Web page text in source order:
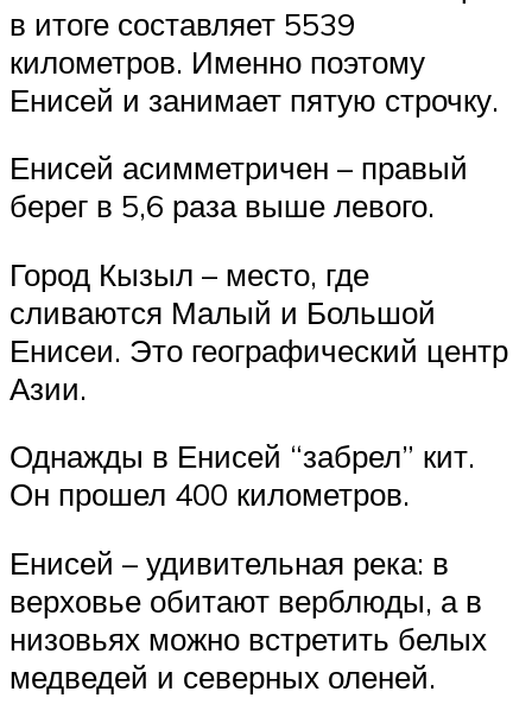
в итоге составляет 5539
километров. Именно поэтому
Енисей и занимает пятую строчку.
Енисей асимметричен – правый
берег в 5,6 раза выше левого.
Город Кызыл – место, где
сливаются Малый и Большой
Енисеи. Это географический центр
Азии.
Однажды в Енисей “забрел” кит.
Он прошел 400 километров.
Енисей – удивительная река: в
верховье обитают верблюды, а в
низовьях можно встретить белых
медведей и северных оленей.